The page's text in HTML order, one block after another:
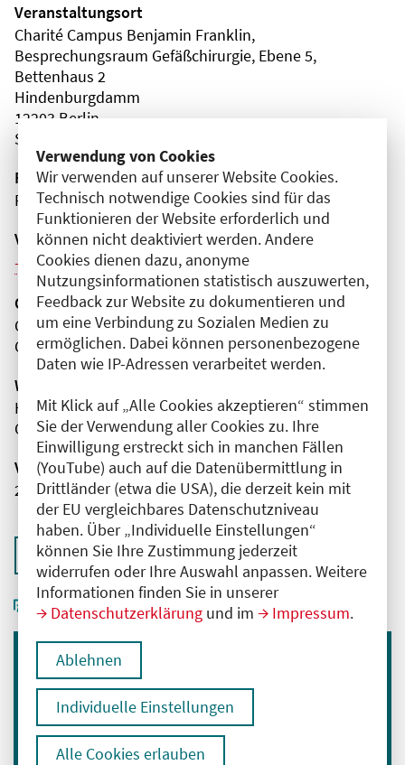
Verwendung von Cookies
Wir verwenden auf unserer Website Cookies.
Technisch notwendige Cookies sind für das
Funktionieren der Website erforderlich und
können nicht deaktiviert werden. Andere
Cookies dienen dazu, anonyme
Nutzungsinformationen statistisch auszuwerten,
Feedback zur Website zu dokumentieren und
um eine Verbindung zu Sozialen Medien zu
ermöglichen. Dabei können personenbezogene
Daten wie IP-Adressen verarbeitet werden.
Mit Klick auf „Alle Cookies akzeptieren“ stimmen
Sie der Verwendung aller Cookies zu. Ihre
Einwilligung erstreckt sich in manchen Fällen
(YouTube) auch auf die Datenübermittlung in
Drittländer (etwa die USA), die derzeit kein mit
der EU vergleichbares Datenschutzniveau
haben. Über „Individuelle Einstellungen“
können Sie Ihre Zustimmung jederzeit
widerrufen oder Ihre Auswahl anpassen. Weitere
Informationen finden Sie in unserer
Datenschutzerklärung und im Impressum.
Ablehnen
Individuelle Einstellungen
Alle Cookies erlauben
Veranstaltungsort
Charité Campus Benjamin Franklin,
Besprechungsraum Gefäßchirurgie, Ebene 5,
Bettenhaus 2
Hindenburgdamm
12203 Berlin
Steglitz-Zehlendorf
Fortbildungsformat
Präsenz
Veranstaltungsreihe
Weitere Veranstaltungen dieser Reihe (5)
Organisator(en)
Charité - Universitätsmedizin Berlin
Campus Benjamin Franklin
Wissenschaftliche Leitung
Herr Prof. Dr. med. univ. Andreas Greiner
Charité - Universitätsmedizin Berlin
Veranstaltungsnummer
2761102026003550099
Zurück zur Übersicht
Immer informiert bleiben
Melden Sie sich für unseren Newsletter an:
E-Mail-Adresse eingeben